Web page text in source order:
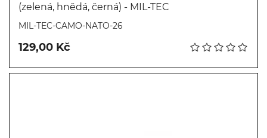
(zelená, hnědá, černá) - MIL-TEC
MIL-TEC-CAMO-NATO-26
129,00 Kč